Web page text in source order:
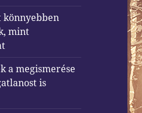
könnyebben
mint
a megismerése
is